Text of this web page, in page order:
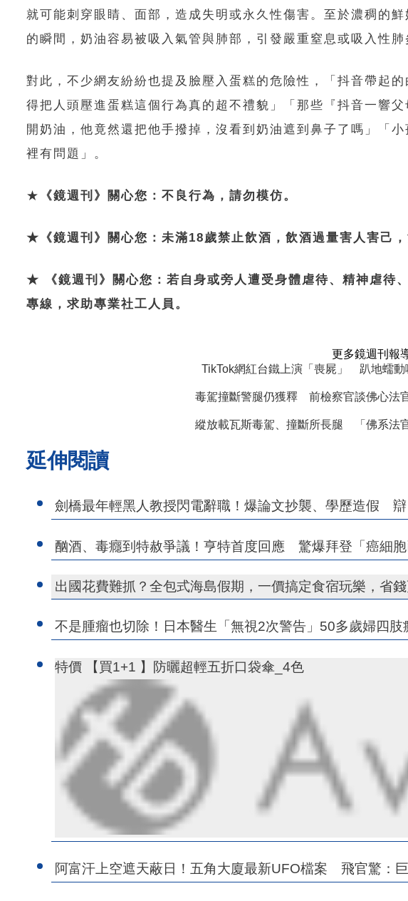
就可能刺穿眼睛、面部，造成失明或永久性傷害。至於濃稠的
的瞬間，奶油容易被吸入氣管與肺部，引發嚴重窒息或吸入性肺
對此，不少網友紛紛也提及臉壓入蛋糕的危險性，「抖音帶起
得把人頭壓進蛋糕這個行為真的超不禮貌」「那些『抖音一響
開奶油，他竟然還把他手撥掉，沒看到奶油遮到鼻子了嗎」「
裡有問題」。
★ 《鏡週刊》關心您：不良行為，請勿模仿。
★《鏡週刊》關心您：未滿18歲禁止飲酒，飲酒過量害人害己，
★ 《鏡週刊》關心您：若自身或旁人遭受身體虐待、精神虐待
專線，求助專業社工人員。
更多鏡週刊報
TikTok網紅台鐵上演「喪屍」 趴地蠕動
毒駕撞斷警腿仍獲釋 前檢察官談佛心法
縱放載瓦斯毒駕、撞斷所長腿 「佛系法
延伸閱讀
劍橋最年輕黑人教授閃電辭職！爆論文抄襲、學歷造假
酗酒、毒癮到特赦爭議！亨特首度回應 驚爆拜登「癌細胞
出國花費難抓？全包式海島假期，一價搞定食宿玩樂，省錢
不是腫瘤也切除！日本醫生「無視2次警告」50多歲婦四
特價 【買1+1 】防曬超輕五折口袋傘_4色
阿富汗上空遮天蔽日！五角大廈最新UFO檔案 飛官驚：